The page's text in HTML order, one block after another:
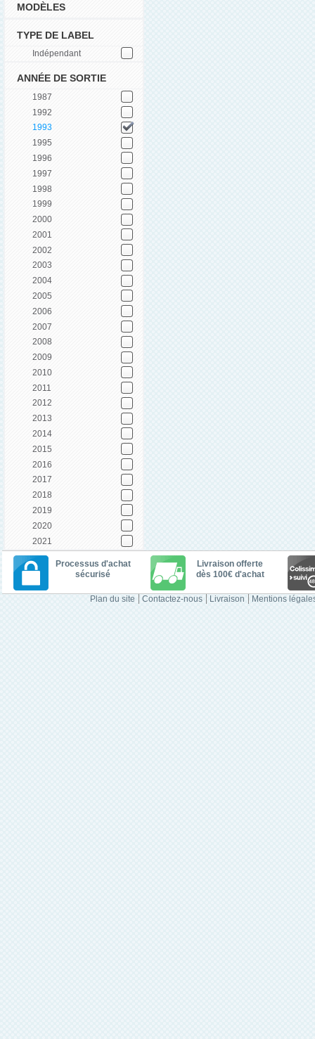
MODÈLES
TYPE DE LABEL
Indépendant
ANNÉE DE SORTIE
1987
1992
1993
1995
1996
1997
1998
1999
2000
2001
2002
2003
2004
2005
2006
2007
2008
2009
2010
2011
2012
2013
2014
2015
2016
2017
2018
2019
2020
2021
Processus d'achat
sécurisé
Livraison offerte
dès 100€ d'achat
Plan du site Contactez-nous Livraison Mentions